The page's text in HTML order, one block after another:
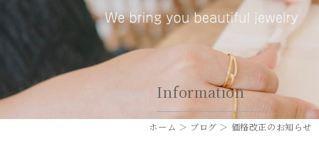
Information
ホーム ＞ ブログ ＞ 価格改正のお知らせ